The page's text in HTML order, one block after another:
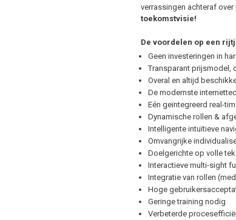
verrassingen achteraf over
toekomstvisie!
De voordelen op een
Geen investeringen in
Transparant prijsmodel,
Overal en altijd
De modernste
Eén geïntegreerd real-
Dynamische rollen &
Intelligente intuïtieve
Omvangrijke
Doelgerichte op volle
Interactieve multi-sight
Integratie van rollen
Hoge
Geringe training nodig
Verbeterde